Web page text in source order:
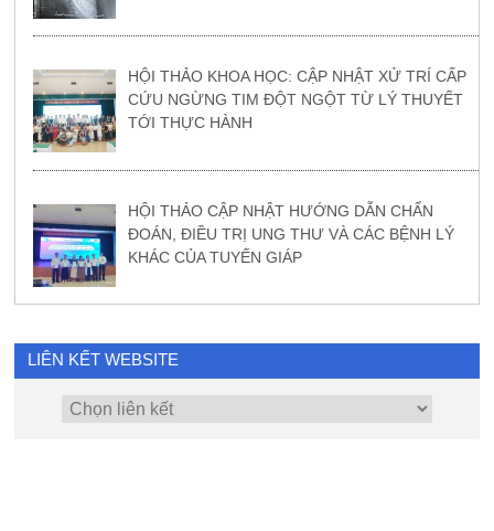
HỘI THẢO KHOA HỌC: CẬP NHẬT XỬ TRÍ CẤP
CỨU NGỪNG TIM ĐỘT NGỘT TỪ LÝ THUYẾT
TỚI THỰC HÀNH
HỘI THẢO CẬP NHẬT HƯỚNG DẪN CHẨN
ĐOÁN, ĐIỀU TRỊ UNG THƯ VÀ CÁC BỆNH LÝ
KHÁC CỦA TUYẾN GIÁP
LIÊN KẾT WEBSITE